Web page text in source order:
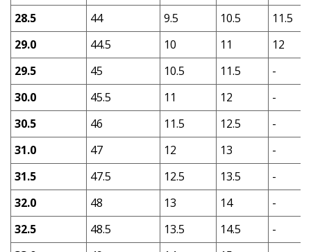
28.5
44 9.5 10.5
11.5
29.0
44.5 10 11
12
29.5
45 10.5 11.5
-
30.0
45.5 11 12
-
30.5
46 11.5 12.5
-
31.0
47 12 13
-
31.5
47.5 12.5 13.5
-
32.0
48 13 14
-
32.5
48.5 13.5 14.5
-